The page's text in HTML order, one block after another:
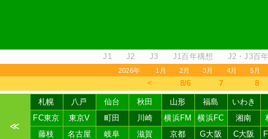
J1 J2 J3 J1百年構想 J2・J3百
2026年 1月 2月 3月 4月 5月
＜ 8/6 7 8
≪
札幌 八戸 仙台 秋田 山形 福島
いわき
FC東京
東京V 町田 川崎 横浜FM 横浜FC 湘南
藤枝
名古屋 岐阜 滋賀 京都 G大阪 C大阪